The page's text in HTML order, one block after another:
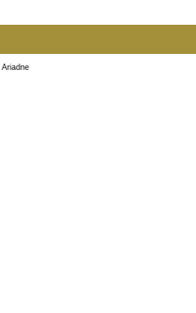
Ariadne